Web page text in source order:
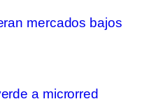
mercados bajos
a microrred